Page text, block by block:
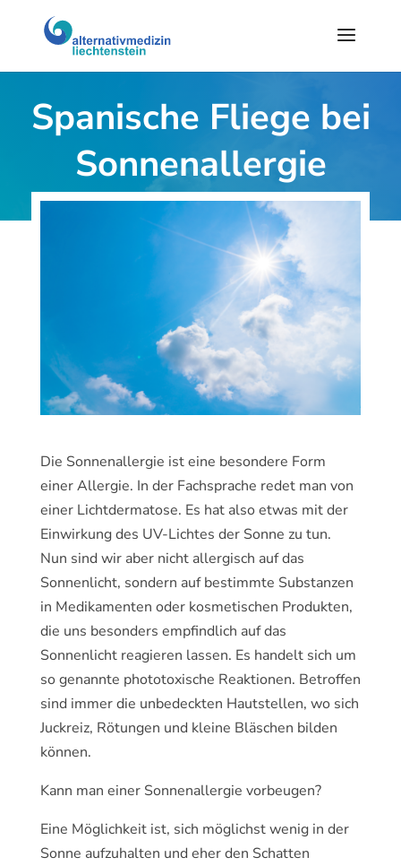
Spanische Fliege bei
Sonnenallergie
Die Sonnenallergie ist eine besondere Form
einer Allergie. In der Fachsprache redet man von
einer Lichtdermatose. Es hat also etwas mit der
Einwirkung des UV-Lichtes der Sonne zu tun.
Nun sind wir aber nicht allergisch auf das
Sonnenlicht, sondern auf bestimmte Substanzen
in Medikamenten oder kosmetischen Produkten,
die uns besonders empfindlich auf das
Sonnenlicht reagieren lassen. Es handelt sich um
so genannte phototoxische Reaktionen. Betroffen
sind immer die unbedeckten Hautstellen, wo sich
Juckreiz, Rötungen und kleine Bläschen bilden
können.
Kann man einer Sonnenallergie vorbeugen?
Eine Möglichkeit ist, sich möglichst wenig in der
Sonne aufzuhalten und eher den Schatten